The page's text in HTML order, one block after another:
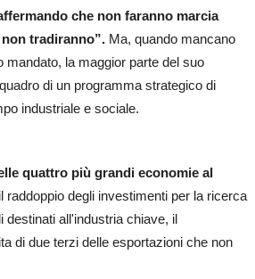
che non faranno marcia
tradiranno”. Ma, quando mancano
mandato, la maggior parte del suo
di un programma strategico di
industriale e sociale.
quattro più grandi economie al
degli investimenti per la ricerca
destinati all'industria chiave, il
di due terzi delle esportazioni che non